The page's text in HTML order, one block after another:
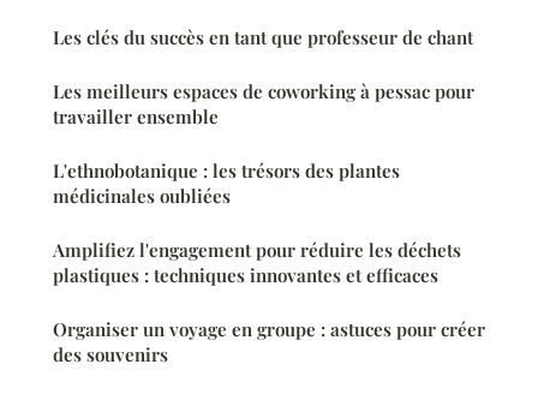
Les clés du succès en tant que professeur de chant
Les meilleurs espaces de coworking à pessac pour
travailler ensemble
L'ethnobotanique : les trésors des plantes
médicinales oubliées
Amplifiez l'engagement pour réduire les déchets
plastiques : techniques innovantes et efficaces
Organiser un voyage en groupe : astuces pour créer
des souvenirs